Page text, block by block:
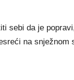
sebi da je
na snježnom